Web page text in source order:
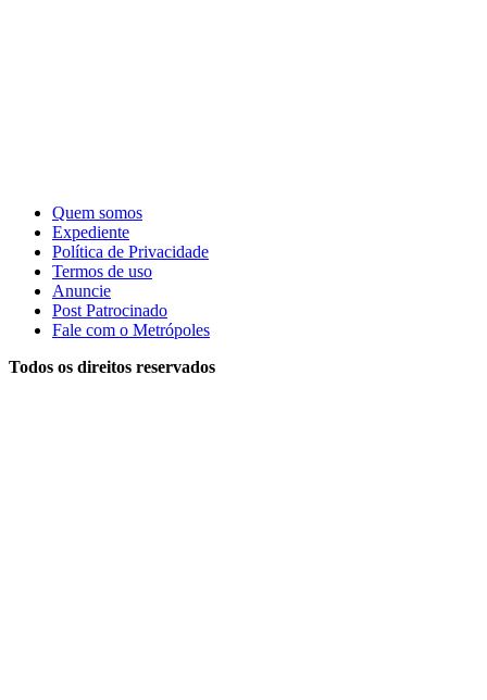
Quem somos
Expediente
Política de Privacidade
Termos de uso
Anuncie
Post Patrocinado
Fale com o Metrópoles
Todos os direitos reservados